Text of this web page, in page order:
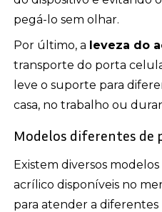
pegá-lo sem olhar.
Por último, a leveza do
transporte do porta
leve o suporte para
casa, no trabalho ou
Modelos diferentes de
Existem diversos
acrílico disponíveis no
para atender a diferentes